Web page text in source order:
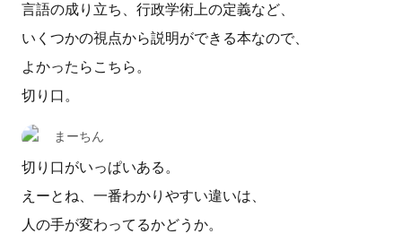
言語の成り立ち、行政学術上の定義など、
いくつかの視点から説明ができる本なので、
よかったらこちら。
切り口。
まーちん
切り口がいっぱいある。
えーとね、一番わかりやすい違いは、
人の手が変わってるかどうか。